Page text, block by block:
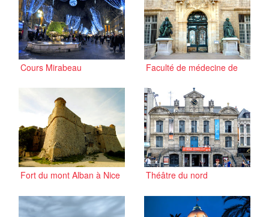
Cours Mirabeau
Faculté de médecine de
Fort du mont Alban à Nice Théâtre du nord